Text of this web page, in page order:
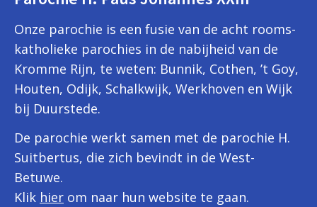
Onze parochie is een fusie van de acht rooms-
katholieke parochies in de nabijheid van de
Kromme Rijn, te weten: Bunnik, Cothen, ’t Goy,
Houten, Odijk, Schalkwijk, Werkhoven en Wijk
bij Duurstede.
De parochie werkt samen met de parochie H.
Suitbertus, die zich bevindt in de West-
Betuwe.
Klik hier om naar hun website te gaan.